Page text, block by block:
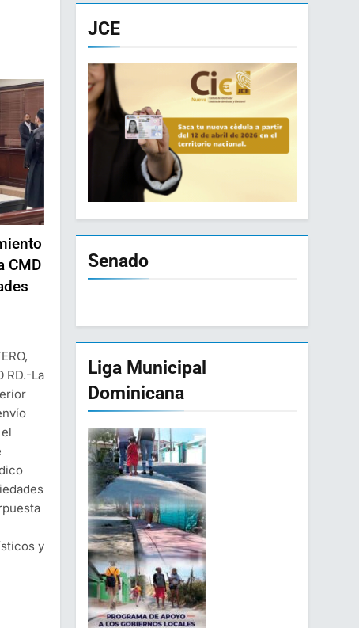
CMD
RD.-La
y
JCE
Senado
Liga Municipal
Dominicana